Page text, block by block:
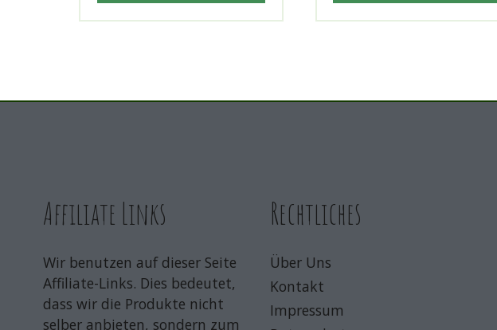
Affiliate Links
Wir benutzen auf dieser Seite
Affiliate-Links. Dies bedeutet,
dass wir die Produkte nicht
selber anbieten, sondern zum
Rechtliches
Über Uns
Kontakt
Impressum